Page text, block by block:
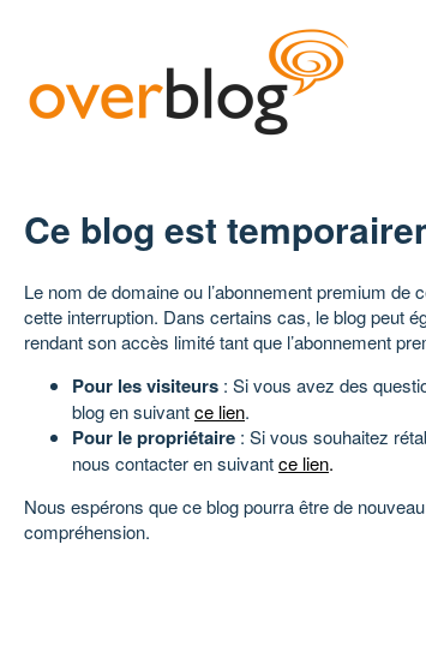
Ce blog est
Le nom de domaine ou l’abonnement premium de
cette interruption. Dans certains cas, le blog peut
rendant son accès limité tant que l’abonnement
Pour les visiteurs : Si vous avez des
blog en suivantce lien.
Pour le propriétaire : Si vous souhaitez
nous contacter en suivantce lien.
Nous espérons que ce blog pourra être de
compréhension.